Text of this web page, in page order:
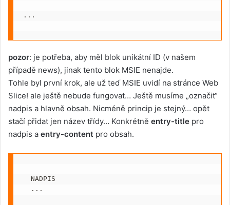
...
pozor: je potřeba, aby měl blok unikátní ID (v našem
případě news), jinak tento blok MSIE nenajde.
Tohle byl první krok, ale už teď MSIE uvidí na stránce Web
Slice! ale ještě nebude fungovat… Ještě musíme „označit“
nadpis a hlavně obsah. Nicméně princip je stejný… opět
stačí přidat jen název třídy… Konkrétně entry-title pro
nadpis a entry-content pro obsah.
NADPIS
...